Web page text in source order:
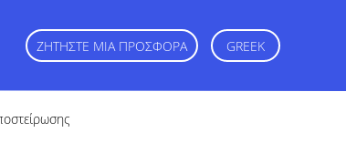
ΖΗΤΉΣΤΕ ΜΙΑ ΠΡΟΣΦΟΡΆ GREEK